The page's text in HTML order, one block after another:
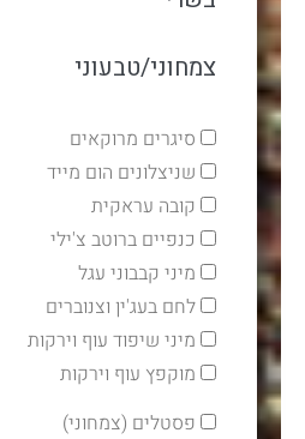
צמחוני/טבעוני
סיגרים מרוקאים
שניצלונים הום מייד
קובה עראקית
כנפיים ברוטב צ'ילי
מיני קבבוני עגל
לחם בעג'ין וצנוברים
מיני שיפוד עוף וירקות
מוקפץ עוף וירקות
פסטלים (צמחוני)